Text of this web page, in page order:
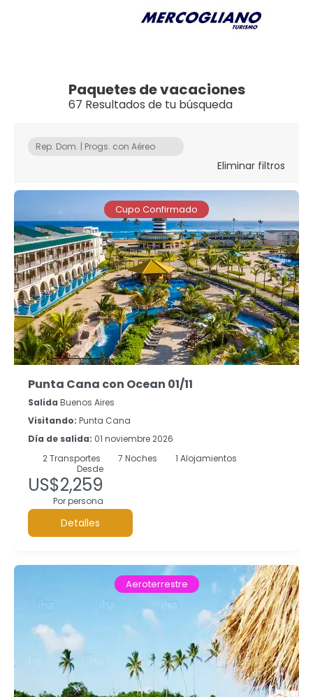
Paquetes de vacaciones
67 Resultados de tu búsqueda
Rep. Dom. | Progs. con Aéreo
Eliminar filtros
Cupo Confirmado
Punta Cana con Ocean 01/11
Salida Buenos Aires
Visitando: Punta Cana
Día de salida: 01 noviembre 2026
2Transportes 7 Noches
1 Alojamientos
Desde
US$2,259
Por persona
Detalles
Aeroterrestre